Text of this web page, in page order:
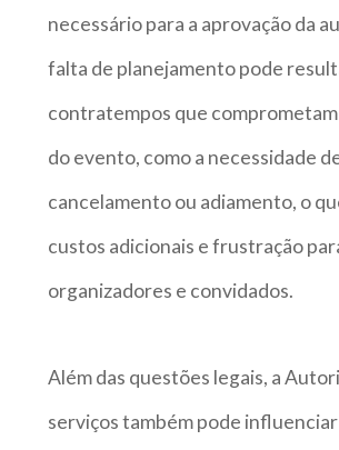
necessário para a aprovação da
falta de planejamento pode
contratempos que comprometam
do evento, como a necessidade
cancelamento ou adiamento, o
custos adicionais e frustração
organizadores e convidados.
Além das questões legais, a
serviços também pode